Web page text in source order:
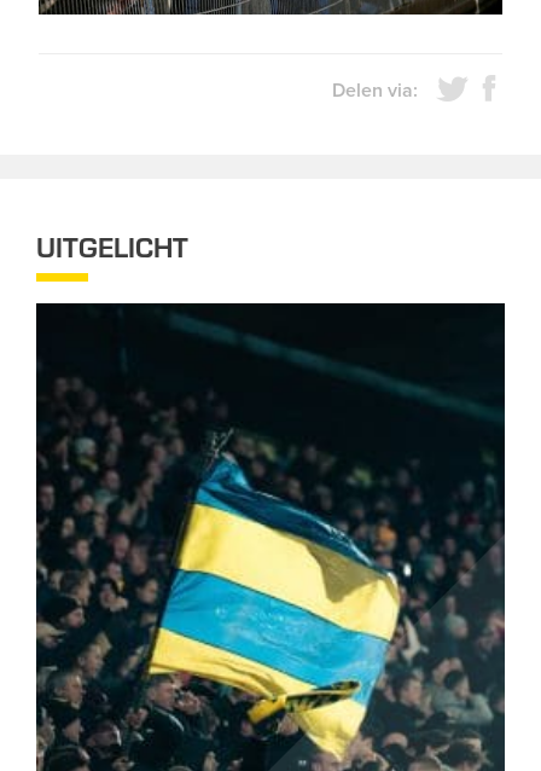
Delen via:
UITGELICHT